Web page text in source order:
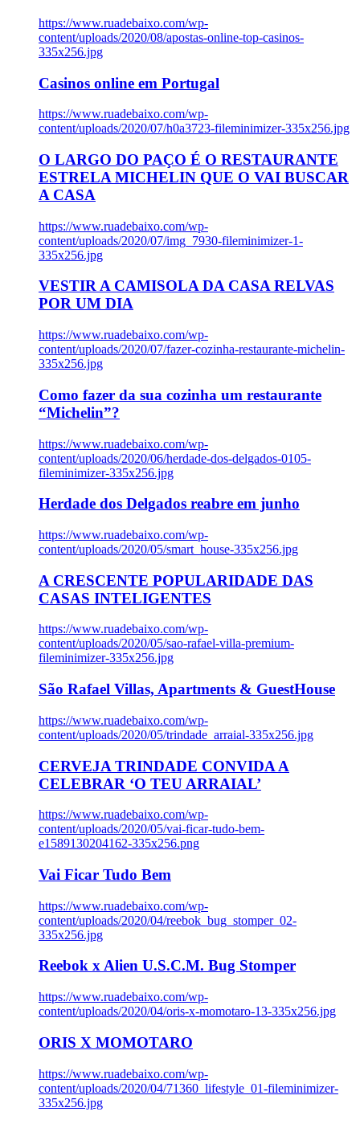
https://www.ruadebaixo.com/wp-
content/uploads/2020/08/apostas-online-top-casinos-
335x256.jpg
Casinos online em Portugal
https://www.ruadebaixo.com/wp-
content/uploads/2020/07/h0a3723-fileminimizer-335x256.jpg
O LARGO DO PAÇO É O RESTAURANTE
ESTRELA MICHELIN QUE O VAI BUSCAR
A CASA
https://www.ruadebaixo.com/wp-
content/uploads/2020/07/img_7930-fileminimizer-1-
335x256.jpg
VESTIR A CAMISOLA DA CASA RELVAS
POR UM DIA
https://www.ruadebaixo.com/wp-
content/uploads/2020/07/fazer-cozinha-restaurante-michelin-
335x256.jpg
Como fazer da sua cozinha um restaurante
“Michelin”?
https://www.ruadebaixo.com/wp-
content/uploads/2020/06/herdade-dos-delgados-0105-
fileminimizer-335x256.jpg
Herdade dos Delgados reabre em junho
https://www.ruadebaixo.com/wp-
content/uploads/2020/05/smart_house-335x256.jpg
A CRESCENTE POPULARIDADE DAS
CASAS INTELIGENTES
https://www.ruadebaixo.com/wp-
content/uploads/2020/05/sao-rafael-villa-premium-
fileminimizer-335x256.jpg
São Rafael Villas, Apartments & GuestHouse
https://www.ruadebaixo.com/wp-
content/uploads/2020/05/trindade_arraial-335x256.jpg
CERVEJA TRINDADE CONVIDA A
CELEBRAR ‘O TEU ARRAIAL’
https://www.ruadebaixo.com/wp-
content/uploads/2020/05/vai-ficar-tudo-bem-
e1589130204162-335x256.png
Vai Ficar Tudo Bem
https://www.ruadebaixo.com/wp-
content/uploads/2020/04/reebok_bug_stomper_02-
335x256.jpg
Reebok x Alien U.S.C.M. Bug Stomper
https://www.ruadebaixo.com/wp-
content/uploads/2020/04/oris-x-momotaro-13-335x256.jpg
ORIS X MOMOTARO
https://www.ruadebaixo.com/wp-
content/uploads/2020/04/71360_lifestyle_01-fileminimizer-
335x256.jpg